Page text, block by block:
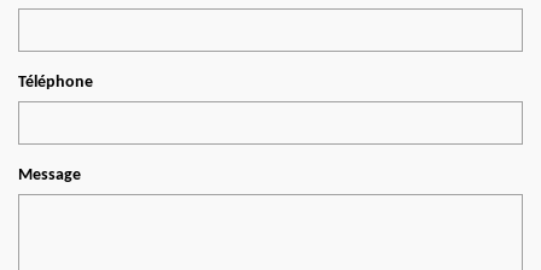
Téléphone
Message